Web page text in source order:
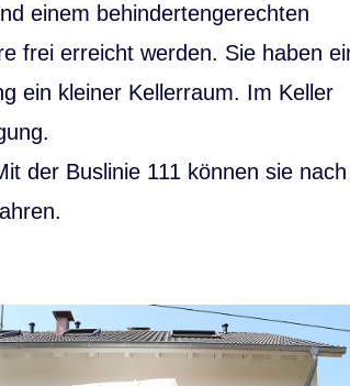
einem behindertengerechten
frei erreicht werden. Sie haben
ein kleiner Kellerraum. Im Keller
der Buslinie 111 können sie nach